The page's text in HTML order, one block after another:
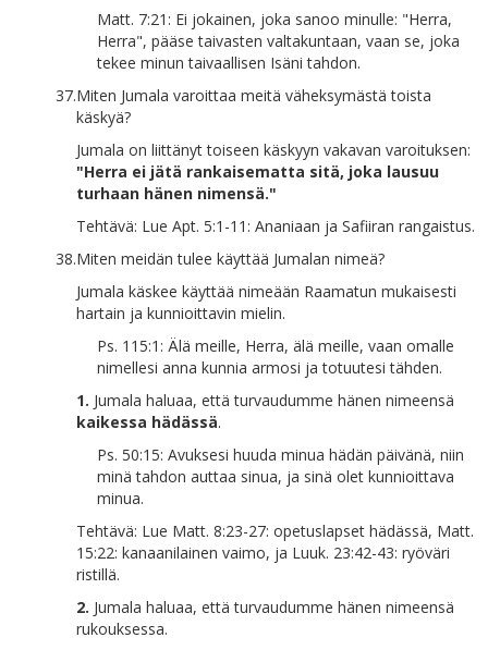
Matt. 7:21: Ei jokainen, joka sanoo minulle: "Herra,
Herra", pääse taivasten valtakuntaan, vaan se, joka
tekee minun taivaallisen Isäni tahdon.
37.Miten Jumala varoittaa meitä väheksymästä toista
käskyä?
Jumala on liittänyt toiseen käskyyn vakavan varoituksen:
"Herra ei jätä rankaisematta sitä, joka lausuu
turhaan hänen nimensä."
Tehtävä: Lue Apt. 5:1-11: Ananiaan ja Safiiran rangaistus.
38.Miten meidän tulee käyttää Jumalan nimeä?
Jumala käskee käyttää nimeään Raamatun mukaisesti
hartain ja kunnioittavin mielin.
Ps. 115:1: Älä meille, Herra, älä meille, vaan omalle
nimellesi anna kunnia armosi ja totuutesi tähden.
1. Jumala haluaa, että turvaudumme hänen nimeensä
kaikessa hädässä.
Ps. 50:15: Avuksesi huuda minua hädän päivänä, niin
minä tahdon auttaa sinua, ja sinä olet kunnioittava
minua.
Tehtävä: Lue Matt. 8:23-27: opetuslapset hädässä, Matt.
15:22: kanaanilainen vaimo, ja Luuk. 23:42-43: ryöväri
ristillä.
2. Jumala haluaa, että turvaudumme hänen nimeensä
rukouksessa.